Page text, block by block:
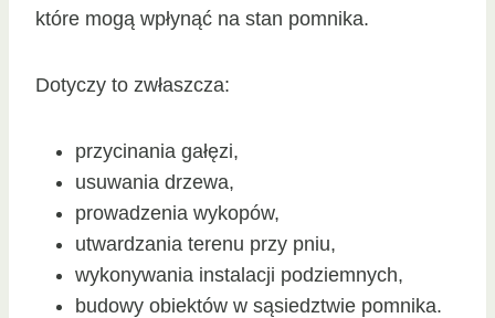
które mogą wpłynąć na stan pomnika.
Dotyczy to zwłaszcza:
przycinania gałęzi,
usuwania drzewa,
prowadzenia wykopów,
utwardzania terenu przy pniu,
wykonywania instalacji podziemnych,
budowy obiektów w sąsiedztwie pomnika.